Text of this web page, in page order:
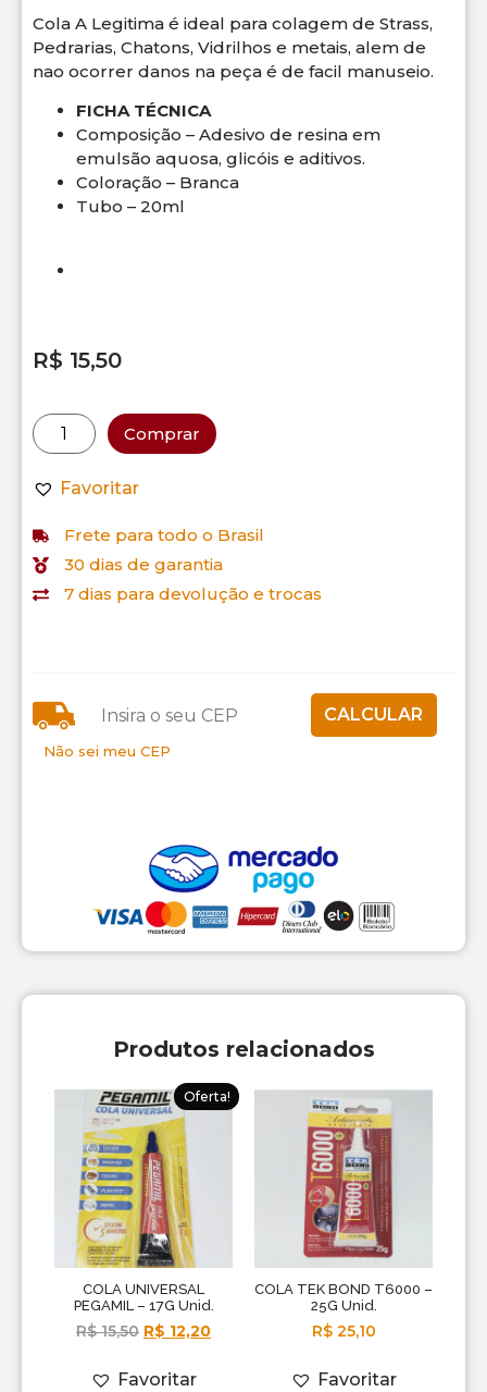
Cola A Legitima é ideal para colagem de Strass,
Pedrarias, Chatons, Vidrilhos e metais, alem de
nao ocorrer danos na peça é de facil manuseio.
FICHA TÉCNICA
Composição – Adesivo de resina em
emulsão aquosa, glicóis e aditivos.
Coloração – Branca
Tubo – 20ml
R$ 15,50
Comprar
Favoritar
Frete para todo o Brasil
30 dias de garantia
7 dias para devolução e trocas
Não sei meu CEP
Produtos relacionados
Oferta!
COLA UNIVERSAL
PEGAMIL – 17G Unid.
R$15,50 R$ 12,20
Favoritar
COLA TEK BOND T6000 –
25G Unid.
R$25,10
Favoritar